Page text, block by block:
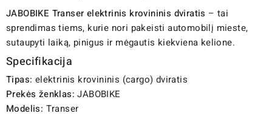
JABOBIKE Transer elektrinis krovininis dviratis – tai
sprendimas tiems, kurie nori pakeisti automobilį mieste,
sutaupyti laiką, pinigus ir mėgautis kiekviena kelione.
Specifikacija
Tipas: elektrinis krovininis (cargo) dviratis
Prekės ženklas: JABOBIKE
Modelis: Transer